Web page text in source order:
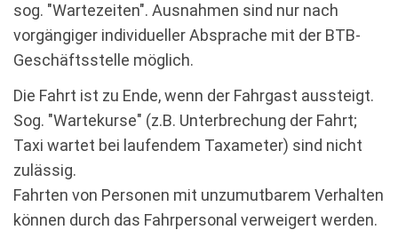
sog. "Wartezeiten". Ausnahmen sind nur nach
vorgängiger individueller Absprache mit der BTB-
Geschäftsstelle möglich.
Die Fahrt ist zu Ende, wenn der Fahrgast aussteigt.
Sog. "Wartekurse" (z.B. Unterbrechung der Fahrt;
Taxi wartet bei laufendem Taxameter) sind nicht
zulässig.
Fahrten von Personen mit unzumutbarem Verhalten
können durch das Fahrpersonal verweigert werden.